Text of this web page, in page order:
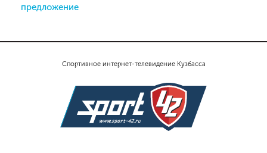
Спортивное интернет-телевидение Кузбасса
предложение